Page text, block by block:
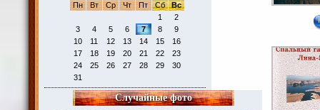
Пн
Вт Ср Чт Пт Сб
Вс
1
2
3
4 5 6 7 8
9
10
11 12 13 14 15
16
17
18 19 20 21 22
23
24
25 26 27 28 29
30
31
Случайные фото